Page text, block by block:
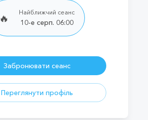
🔥
Найближчий сеанс
10-е серп. 06:00
Забронювати сеанс
Переглянути профіль